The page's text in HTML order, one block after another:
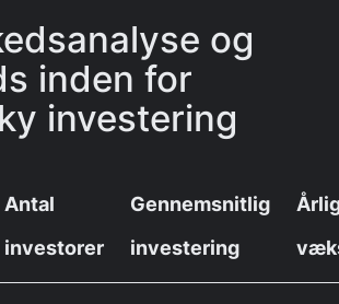
og
inden for
investering
Antal
investorer
Gennemsnitlig
investering